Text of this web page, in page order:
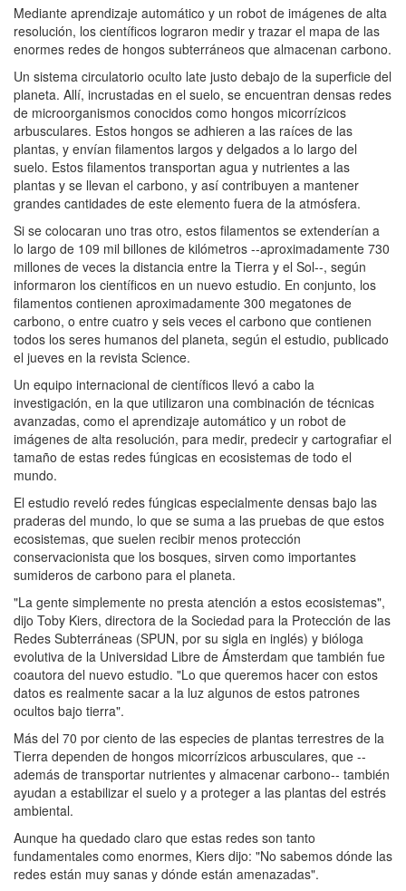
Mediante aprendizaje automático y un robot de imágenes de alta
resolución, los científicos lograron medir y trazar el mapa de las
enormes redes de hongos subterráneos que almacenan carbono.
Un sistema circulatorio oculto late justo debajo de la superficie del
planeta. Allí, incrustadas en el suelo, se encuentran densas redes
de microorganismos conocidos como hongos micorrízicos
arbusculares. Estos hongos se adhieren a las raíces de las
plantas, y envían filamentos largos y delgados a lo largo del
suelo. Estos filamentos transportan agua y nutrientes a las
plantas y se llevan el carbono, y así contribuyen a mantener
grandes cantidades de este elemento fuera de la atmósfera.
Si se colocaran uno tras otro, estos filamentos se extenderían a
lo largo de 109 mil billones de kilómetros --aproximadamente 730
millones de veces la distancia entre la Tierra y el Sol--, según
informaron los científicos en un nuevo estudio. En conjunto, los
filamentos contienen aproximadamente 300 megatones de
carbono, o entre cuatro y seis veces el carbono que contienen
todos los seres humanos del planeta, según el estudio, publicado
el jueves en la revista Science.
Un equipo internacional de científicos llevó a cabo la
investigación, en la que utilizaron una combinación de técnicas
avanzadas, como el aprendizaje automático y un robot de
imágenes de alta resolución, para medir, predecir y cartografiar el
tamaño de estas redes fúngicas en ecosistemas de todo el
mundo.
El estudio reveló redes fúngicas especialmente densas bajo las
praderas del mundo, lo que se suma a las pruebas de que estos
ecosistemas, que suelen recibir menos protección
conservacionista que los bosques, sirven como importantes
sumideros de carbono para el planeta.
"La gente simplemente no presta atención a estos ecosistemas",
dijo Toby Kiers, directora de la Sociedad para la Protección de las
Redes Subterráneas (SPUN, por su sigla en inglés) y bióloga
evolutiva de la Universidad Libre de Ámsterdam que también fue
coautora del nuevo estudio. "Lo que queremos hacer con estos
datos es realmente sacar a la luz algunos de estos patrones
ocultos bajo tierra".
Más del 70 por ciento de las especies de plantas terrestres de la
Tierra dependen de hongos micorrízicos arbusculares, que --
además de transportar nutrientes y almacenar carbono-- también
ayudan a estabilizar el suelo y a proteger a las plantas del estrés
ambiental.
Aunque ha quedado claro que estas redes son tanto
fundamentales como enormes, Kiers dijo: "No sabemos dónde las
redes están muy sanas y dónde están amenazadas".